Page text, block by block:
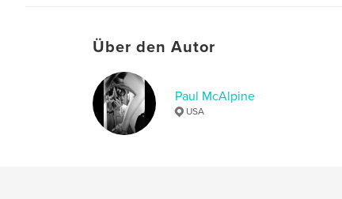
Über den Autor
Paul McAlpine
USA